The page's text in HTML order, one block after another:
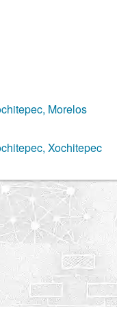
Morelos
Xochitepec